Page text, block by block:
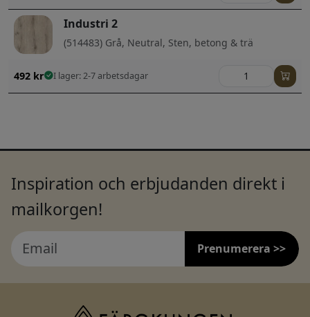
Industri 2
(514483) Grå, Neutral, Sten, betong & trä
492 kr I lager: 2-7 arbetsdagar
Inspiration och erbjudanden direkt i
mailkorgen!
Prenumerera >>